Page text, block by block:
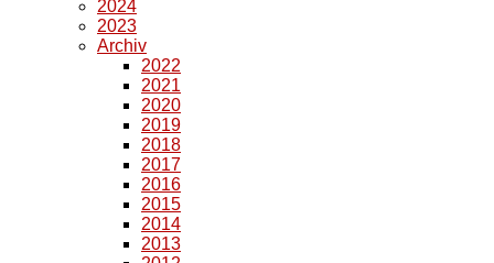
2024
2023
Archiv
2022
2021
2020
2019
2018
2017
2016
2015
2014
2013